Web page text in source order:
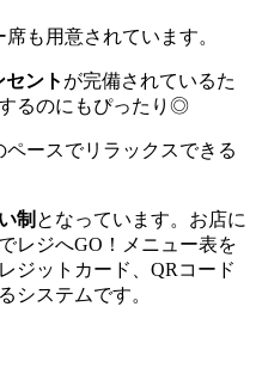
も用意されています。
セント が完備されているた
るのにもぴったり◎
ースでリラックスできる
制 となっています。お店に
レジへGO！メニュー表を
ジットカード、QRコード
システムです。